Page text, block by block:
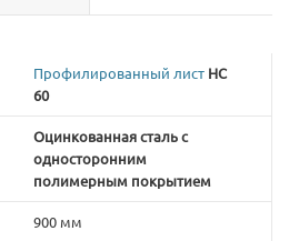
Профилированный лист НС
60
Оцинкованная сталь с
односторонним
полимерным покрытием
900 мм